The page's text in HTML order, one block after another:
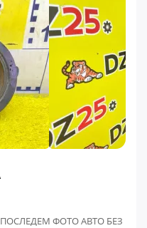
ФОТО АВТО БЕЗ